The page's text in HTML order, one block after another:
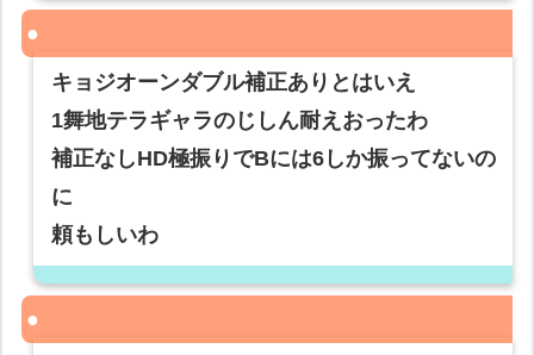
キョジオーンダブル補正ありとはいえ
1舞地テラギャラのじしん耐えおったわ
補正なしHD極振りでBには6しか振ってないの
に
頼もしいわ